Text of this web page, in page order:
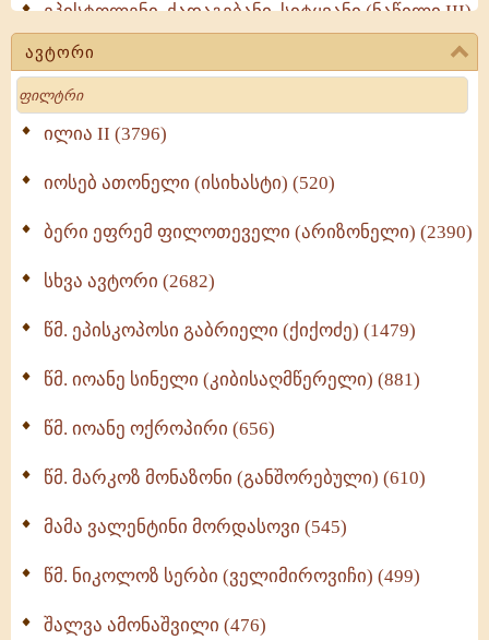
ეპისტოლენი, ქადაგებანი, სიტყვანი (ნაწილი III)
(723)
მოძღვრის ძალზე სასარგებლო რჩევები
მრევლისათვის (545)
Wisdomge (514)
ქადაგებანი გაბრიელ ეპისკოპოსისა - II ტომი
სულიერი ცხოვრების სახელმძღვანელო -
ნაწილი II (369)
ავტორი
Search
ილია II (3796)
იოსებ ათონელი (ისიხასტი) (520)
ბერი ეფრემ ფილოთეველი (არიზონელი) (2390)
სხვა ავტორი (2682)
წმ. ეპისკოპოსი გაბრიელი (ქიქოძე) (1479)
წმ. იოანე სინელი (კიბისაღმწერელი) (881)
წმ. იოანე ოქროპირი (656)
წმ. მარკოზ მონაზონი (განშორებული) (610)
მამა ვალენტინი მორდასოვი (545)
წმ. ნიკოლოზ სერბი (ველიმიროვიჩი) (499)
შალვა ამონაშვილი (476)